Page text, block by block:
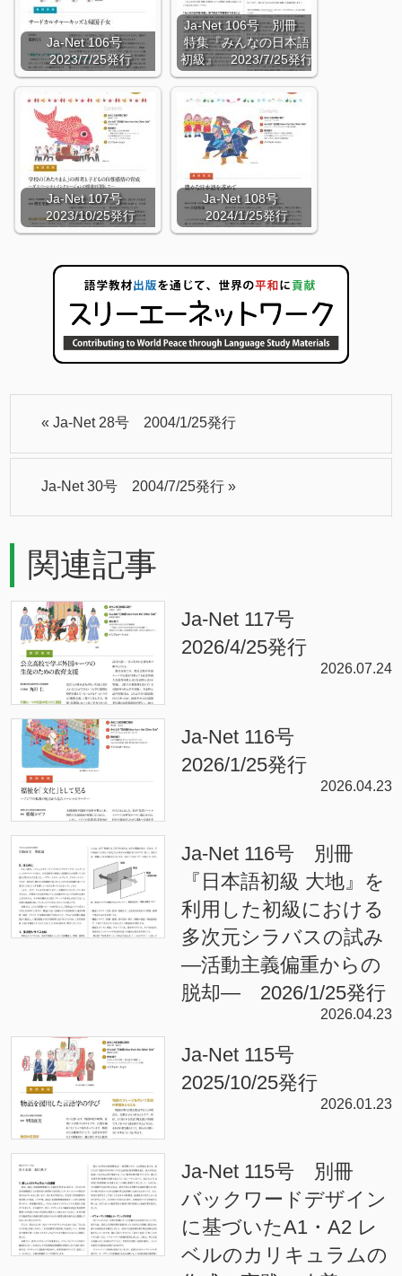
Ja-Net 106号
2023/7/25発行
Ja-Net 106号 別冊
特集『みんなの日本語
初級』 2023/7/25発行
Ja-Net 107号
2023/10/25発行
Ja-Net 108号
2024/1/25発行
«Ja-Net 28号 2004/1/25発行
Ja-Net 30号 2004/7/25発行 »
関連記事
Ja-Net 117号
2026/4/25発行
2026.07.24
Ja-Net 116号
2026/1/25発行
2026.04.23
Ja-Net 116号 別冊
『日本語初級 大地』を
利用した初級における
多次元シラバスの試み
—活動主義偏重からの
脱却— 2026/1/25発行
2026.04.23
Ja-Net 115号
2025/10/25発行
2026.01.23
Ja-Net 115号 別冊
バックワードデザイン
に基づいたA1・A2 レ
ベルのカリキュラムの